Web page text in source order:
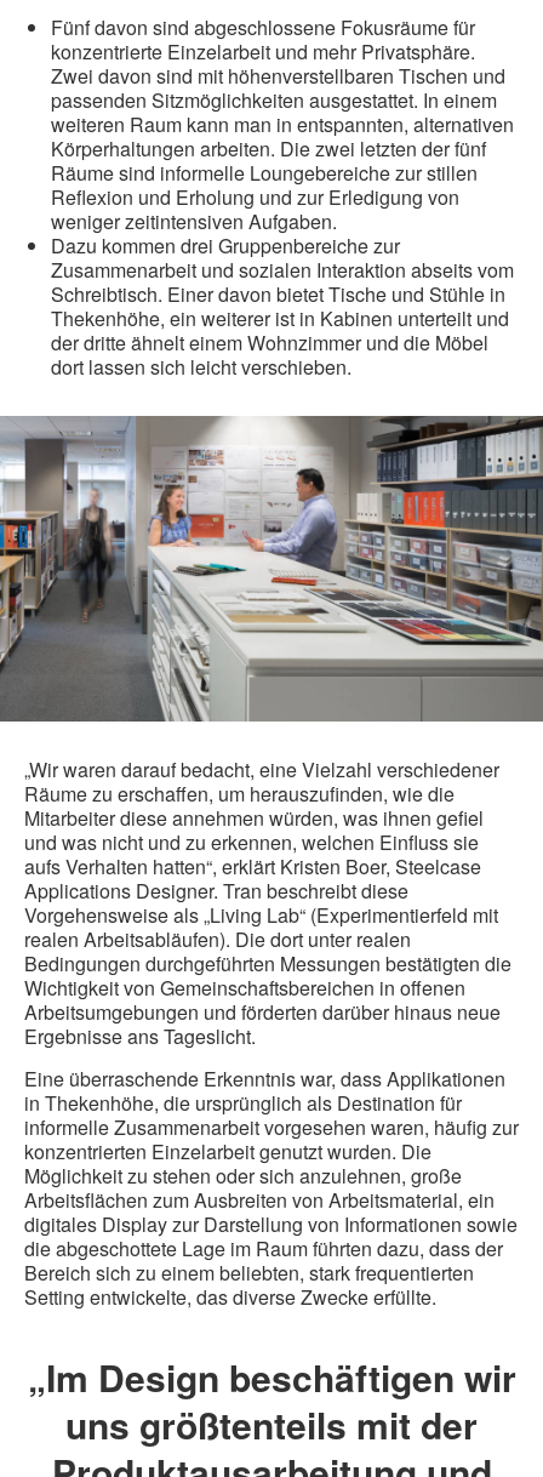
Fünf davon sind abgeschlossene Fokusräume für
konzentrierte Einzelarbeit und mehr Privatsphäre.
Zwei davon sind mit höhenverstellbaren Tischen und
passenden Sitzmöglichkeiten ausgestattet. In einem
weiteren Raum kann man in entspannten, alternativen
Körperhaltungen arbeiten. Die zwei letzten der fünf
Räume sind informelle Loungebereiche zur stillen
Reflexion und Erholung und zur Erledigung von
weniger zeitintensiven Aufgaben.
Dazu kommen drei Gruppenbereiche zur
Zusammenarbeit und sozialen Interaktion abseits vom
Schreibtisch. Einer davon bietet Tische und Stühle in
Thekenhöhe, ein weiterer ist in Kabinen unterteilt und
der dritte ähnelt einem Wohnzimmer und die Möbel
dort lassen sich leicht verschieben.
„Wir waren darauf bedacht, eine Vielzahl verschiedener
Räume zu erschaffen, um herauszufinden, wie die
Mitarbeiter diese annehmen würden, was ihnen gefiel
und was nicht und zu erkennen, welchen Einfluss sie
aufs Verhalten hatten“, erklärt Kristen Boer, Steelcase
Applications Designer. Tran beschreibt diese
Vorgehensweise als „Living Lab“ (Experimentierfeld mit
realen Arbeitsabläufen). Die dort unter realen
Bedingungen durchgeführten Messungen bestätigten die
Wichtigkeit von Gemeinschaftsbereichen in offenen
Arbeitsumgebungen und förderten darüber hinaus neue
Ergebnisse ans Tageslicht.
Eine überraschende Erkenntnis war, dass Applikationen
in Thekenhöhe, die ursprünglich als Destination für
informelle Zusammenarbeit vorgesehen waren, häufig zur
konzentrierten Einzelarbeit genutzt wurden. Die
Möglichkeit zu stehen oder sich anzulehnen, große
Arbeitsflächen zum Ausbreiten von Arbeitsmaterial, ein
digitales Display zur Darstellung von Informationen sowie
die abgeschottete Lage im Raum führten dazu, dass der
Bereich sich zu einem beliebten, stark frequentierten
Setting entwickelte, das diverse Zwecke erfüllte.
„Im Design beschäftigen wir
uns größtenteils mit der